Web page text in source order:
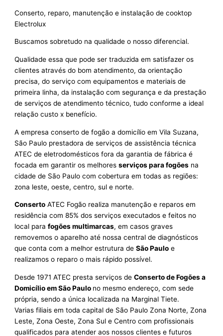
Conserto, reparo, manutenção e instalação de cooktop
Electrolux
Buscamos sobretudo na qualidade o nosso diferencial.
Qualidade essa que pode ser traduzida em satisfazer os
clientes através do bom atendimento, da orientação
precisa, do serviço com equipamentos e materiais de
primeira linha, da instalação com segurança e da prestação
de serviços de atendimento técnico, tudo conforme a ideal
relação custo x benefício.
A empresa conserto de fogão a domicílio em Vila Suzana,
São Paulo prestadora de serviços de assistência técnica
ATEC de eletrodomésticos fora da garantia de fábrica é
focada em garantir os melhoresserviços para fogões na
cidade de São Paulo com cobertura em todas as regiões:
zona leste, oeste, centro, sul e norte.
Conserto ATEC Fogão realiza manutenção e reparos em
residência com 85% dos serviços executados e feitos no
local parafogões multimarcas, em casos graves
removemos o aparelho até nossa central de diagnósticos
que conta com a melhor estrutura deSão Paulo e
realizamos o reparo o mais rápido possível.
Desde 1971 ATEC presta serviços deConserto de Fogões a
Domicílio em São Paulo no mesmo endereço, com sede
própria, sendo a única localizada na Marginal Tiete.
Varias filiais em toda capital de São Paulo Zona Norte, Zona
Leste, Zona Oeste, Zona Sul e Centro com profissionais
qualificados para atender aos nossos clientes e futuros